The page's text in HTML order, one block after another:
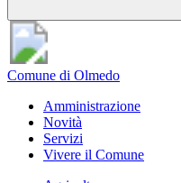
Comune di Olmedo
Amministrazione
Novità
Servizi
Vivere il Comune